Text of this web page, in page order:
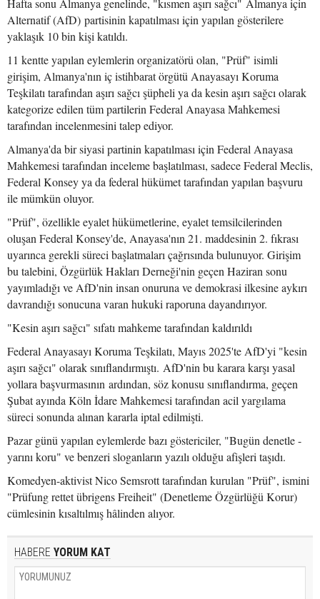
Hafta sonu Almanya genelinde, "kısmen aşırı sağcı" Almanya için
Alternatif (AfD) partisinin kapatılması için yapılan gösterilere
yaklaşık 10 bin kişi katıldı.
11 kentte yapılan eylemlerin organizatörü olan, "Prüf" isimli
girişim, Almanya'nın iç istihbarat örgütü Anayasayı Koruma
Teşkilatı tarafından aşırı sağcı şüpheli ya da kesin aşırı sağcı olarak
kategorize edilen tüm partilerin Federal Anayasa Mahkemesi
tarafından incelenmesini talep ediyor.
Almanya'da bir siyasi partinin kapatılması için Federal Anayasa
Mahkemesi tarafından inceleme başlatılması, sadece Federal Meclis,
Federal Konsey ya da federal hükümet tarafından yapılan başvuru
ile mümkün oluyor.
"Prüf", özellikle eyalet hükümetlerine, eyalet temsilcilerinden
oluşan Federal Konsey'de, Anayasa'nın 21. maddesinin 2. fıkrası
uyarınca gerekli süreci başlatmaları çağrısında bulunuyor. Girişim
bu talebini, Özgürlük Hakları Derneği'nin geçen Haziran sonu
yayımladığı ve AfD'nin insan onuruna ve demokrasi ilkesine aykırı
davrandığı sonucuna varan hukuki raporuna dayandırıyor.
"Kesin aşırı sağcı" sıfatı mahkeme tarafından kaldırıldı
Federal Anayasayı Koruma Teşkilatı, Mayıs 2025'te AfD'yi "kesin
aşırı sağcı" olarak sınıflandırmıştı. AfD'nin bu karara karşı yasal
yollara başvurmasının ardından, söz konusu sınıflandırma, geçen
Şubat ayında Köln İdare Mahkemesi tarafından acil yargılama
süreci sonunda alınan kararla iptal edilmişti.
Pazar günü yapılan eylemlerde bazı göstericiler, "Bugün denetle -
yarını koru" ve benzeri sloganların yazılı olduğu afişleri taşıdı.
Komedyen-aktivist Nico Semsrott tarafından kurulan "Prüf", ismini
"Prüfung rettet übrigens Freiheit" (Denetleme Özgürlüğü Korur)
cümlesinin kısaltılmış hâlinden alıyor.
HABERE YORUM KAT